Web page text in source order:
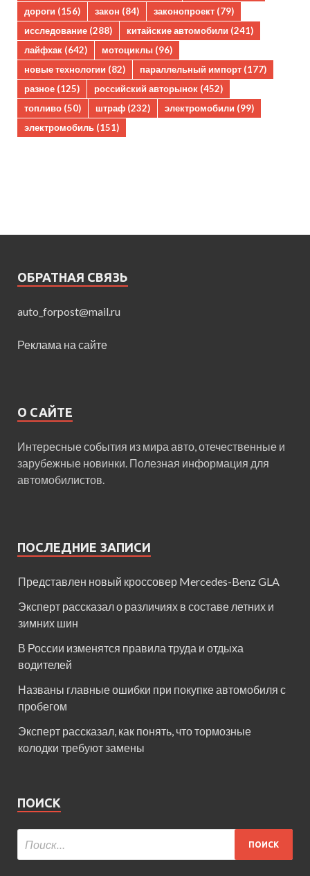
дороги (156) закон (84) законопроект (79)
исследование (288) китайские автомобили (241)
лайфхак (642) мотоциклы (96)
новые технологии (82) параллельный импорт (177)
разное (125) российский авторынок (452)
топливо (50) штраф (232) электромобили (99)
электромобиль (151)
ОБРАТНАЯ СВЯЗЬ
auto_forpost@mail.ru
Реклама на сайте
О САЙТЕ
Интересные события из мира авто, отечественные и
зарубежные новинки. Полезная информация для
автомобилистов.
ПОСЛЕДНИЕ ЗАПИСИ
Представлен новый кроссовер Mercedes-Benz GLA
Эксперт рассказал о различиях в составе летних и
зимних шин
В России изменятся правила труда и отдыха
водителей
Названы главные ошибки при покупке автомобиля с
пробегом
Эксперт рассказал, как понять, что тормозные
колодки требуют замены
ПОИСК